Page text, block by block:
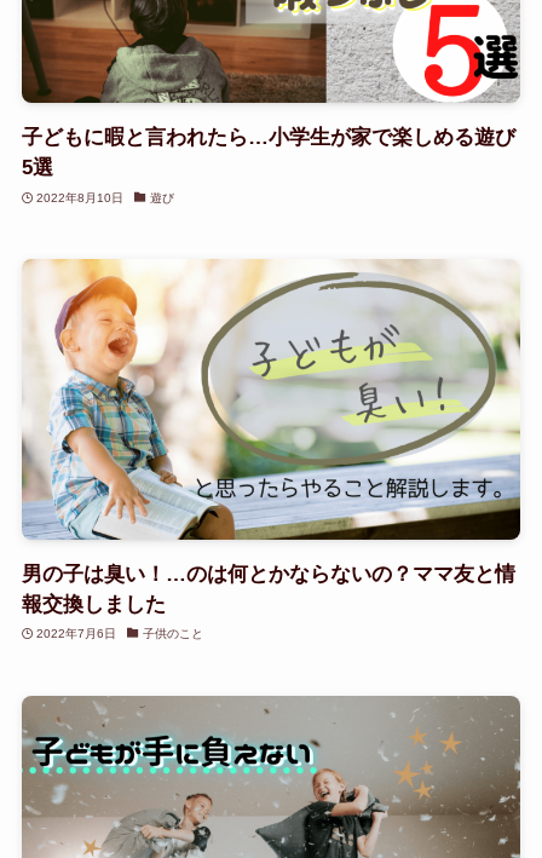
子どもに暇と言われたら…小学生が家で楽しめる遊び
5選
2022年8月10日 遊び
男の子は臭い！…のは何とかならないの？ママ友と情
報交換しました
2022年7月6日 子供のこと